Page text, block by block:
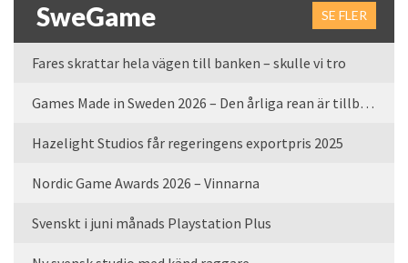
SweGame SE FLER
Fares skrattar hela vägen till banken – skulle vi tro
Games Made in Sweden 2026 – Den årliga rean är tillbaka
Hazelight Studios får regeringens exportpris 2025
Nordic Game Awards 2026 – Vinnarna
Svenskt i juni månads Playstation Plus